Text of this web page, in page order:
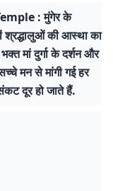
: मुंगेर के
श्रद्धालुओं की आस्था का
मां दुर्गा के दर्शन और
मन से मांगी गई हर
दूर हो जाते हैं.